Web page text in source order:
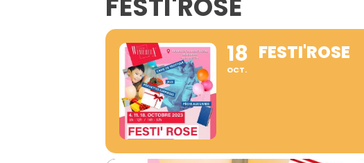
FESTI'ROSE
18
OCT.
FESTI'ROSE